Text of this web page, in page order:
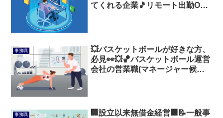
てくれる企業🎵リモート出勤OK
事務職
💥バスケットボールが好きな方、
必見👀💥🏀バスケットボール運営
会社の営業職(マネージャー候補)
事務職
🏢設立以来無借金経営🏢📝一般事